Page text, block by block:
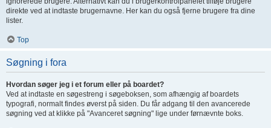
direkte ved at indtaste brugernavne. Her kan du også fjerne brugere fra dine
lister.
Top
Søgning i fora
Hvordan søger jeg i et forum eller på boardet?
Ved at indtaste en søgestreng i søgeboksen, som afhængig af boardets
typografi, normalt findes øverst på siden. Du får adgang til den avancerede
søgning ved at klikke på "Avanceret søgning" lige under førnævnte boks.